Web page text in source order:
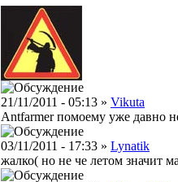
21/11/2011 - 05:13 » Vikuta
Antfarmer помоему уже давно
03/11/2011 - 17:33 » Lynatik
жалко( но не че летом значит